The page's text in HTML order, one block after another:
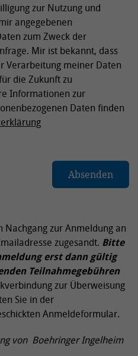
zur Nutzung und
angegebenen
zum Zweck der
Mir ist bekannt, dass
Verarbeitung meiner Daten
die Zukunft zu
Informationen zur
Daten finden
Nachgang zur Anmeldung an
zugesandt. Bitte
erst dann gültig
Teilnahmegebühren
zur Überweisung
Sie in der
Anmeldeformular.
von Boehringer Ingelheim